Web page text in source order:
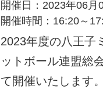
開催日：2023年06月
開催時間：16:20～
2023年度の八王子
ットボール連盟総
て開催いたします。